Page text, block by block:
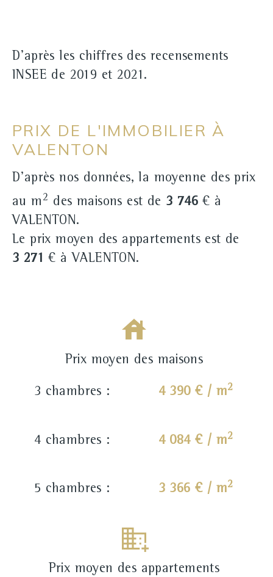
D'après les chiffres des recensements
INSEE de 2019 et 2021.
PRIX DE L'IMMOBILIER À
VALENTON
D'après nos données, la moyenne des prix
au m 2 des maisons est de 3 746 € à
VALENTON.
Le prix moyen des appartements est de
3 271 € à VALENTON.
Prix moyen des maisons
3 chambres : 4 390 € / m2
4 chambres : 4 084 € / m2
5 chambres : 3 366 € / m2
Prix moyen des appartements